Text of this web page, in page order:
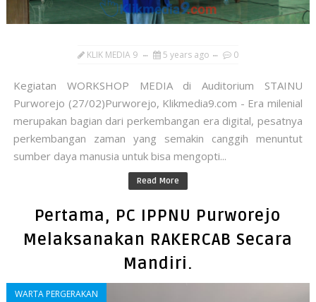
KLIK MEDIA 9 5 years ago 0
Kegiatan WORKSHOP MEDIA di Auditorium STAINU
Purworejo (27/02)Purworejo, Klikmedia9.com - Era milenial
merupakan bagian dari perkembangan era digital, pesatnya
perkembangan zaman yang semakin canggih menuntut
sumber daya manusia untuk bisa mengopti...
Read More
Pertama, PC IPPNU Purworejo
Melaksanakan RAKERCAB Secara
Mandiri.
WARTA PERGERAKAN